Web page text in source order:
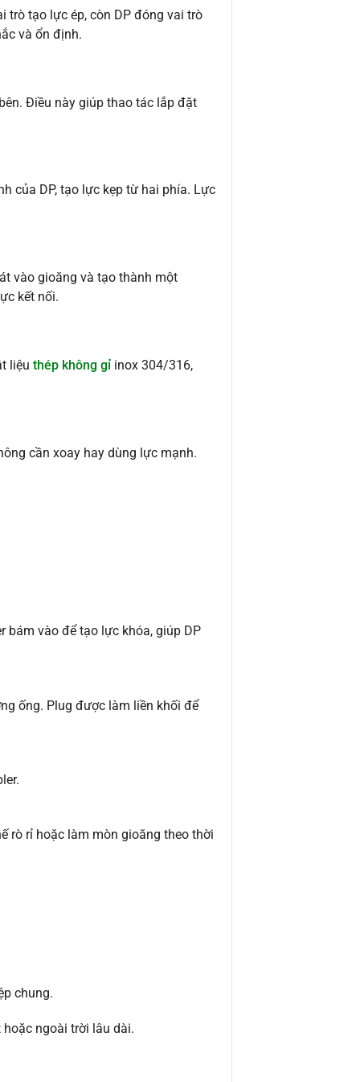
trò tạo lực ép, còn DP đóng vai trò
và ổn định.
Điều này giúp thao tác lắp đặt
của DP, tạo lực kẹp từ hai phía. Lực
vào gioăng và tạo thành một
kết nối.
liệu thép không gỉ inox 304/316,
cần xoay hay dùng lực mạnh.
bám vào để tạo lực khóa, giúp DP
ống. Plug được làm liền khối để
rò rỉ hoặc làm mòn gioăng theo thời
chung.
ngoài trời lâu dài.